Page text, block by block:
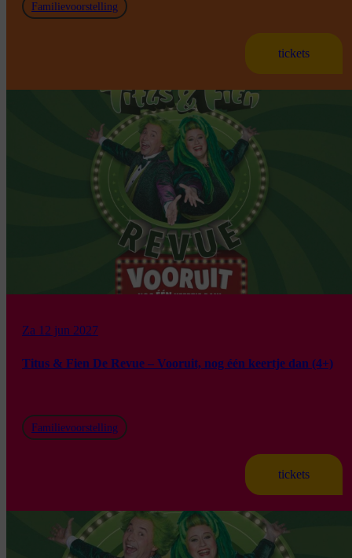
Familievoorstelling
tickets
Za 12 jun 2027
Titus & Fien De Revue – Vooruit, nog één keertje dan (4+)
Familievoorstelling
tickets